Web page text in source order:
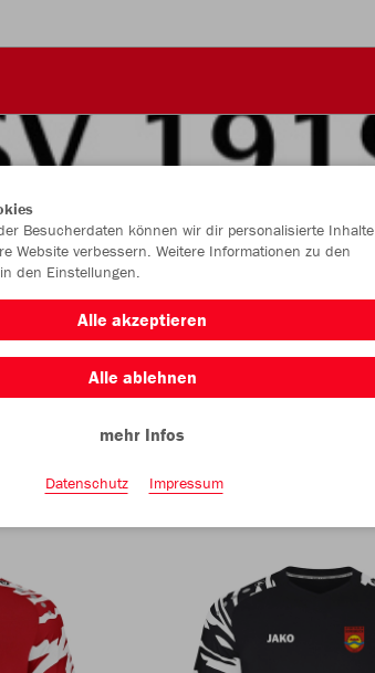
Besucherdaten können wir dir personalisierte Inhalte
Website verbessern. Weitere Informationen zu den
den Einstellungen.
Alle akzeptieren
Alle ablehnen
mehr Infos
Datenschutz Impressum